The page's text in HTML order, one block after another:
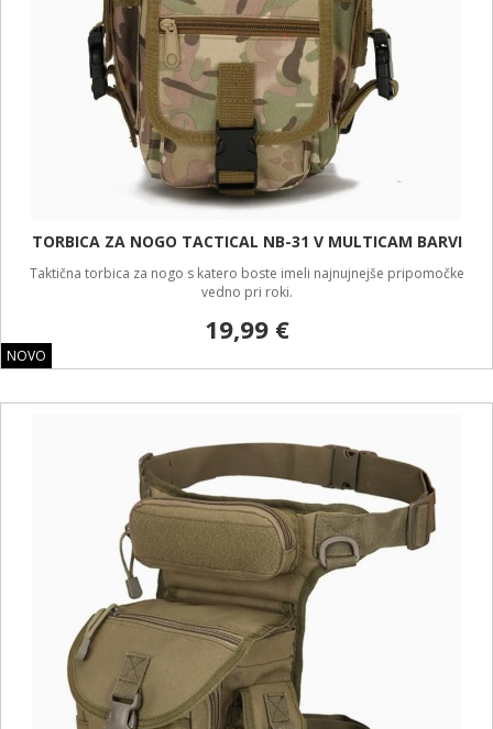
NOVO
TORBICA ZA NOGO TACTICAL NB-31 V MULTICAM BARVI
Taktična torbica za nogo s katero boste imeli najnujnejše pripomočke
vedno pri roki.
19,99 €